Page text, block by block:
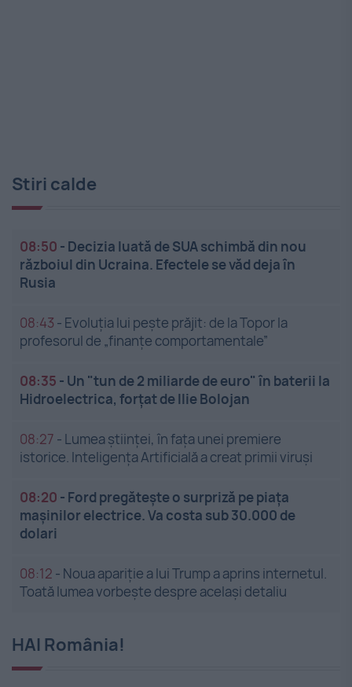
Stiri calde
08:50 - Decizia luată de SUA schimbă din nou
războiul din Ucraina. Efectele se văd deja în
Rusia
08:43 - Evoluția lui pește prăjit: de la Topor la
profesorul de „finanțe comportamentale”
08:35 - Un "tun de 2 miliarde de euro" în baterii la
Hidroelectrica, forțat de Ilie Bolojan
08:27 - Lumea științei, în fața unei premiere
istorice. Inteligența Artificială a creat primii viruși
08:20 - Ford pregătește o surpriză pe piața
mașinilor electrice. Va costa sub 30.000 de
dolari
08:12 - Noua apariție a lui Trump a aprins internetul.
Toată lumea vorbește despre același detaliu
HAI România!